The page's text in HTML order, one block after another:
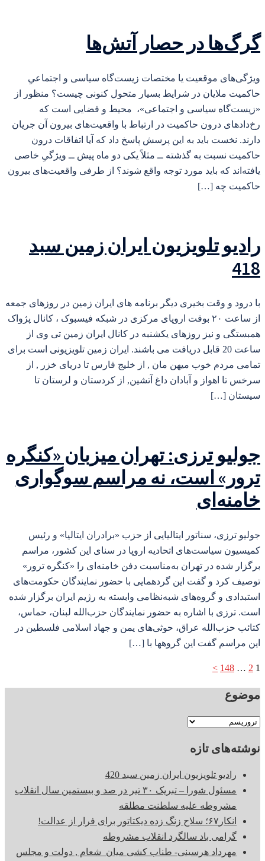
گرگ‌ها در حصار آتش‌ها
ویژگی‌های موقعیت یا مختصات زیست‌گاه سیاسی و اجتماعیِ
حاکمیت ملایان در شرایط بسیار متحول کنونی چیست؟ منظور از
«زیست‌گاه سیاسی و اجتماعی»، محیط و فضایی است که
رخ‌دادهای درون حاکمیت در ارتباط با واقعیت‌های بیرون آن جریان
دارند. نخست باید به این پرسش پاسخ داد که آیا اتفاقات درون
حاکمیت نسبت به گذشته ــ مثلاً یکی دو ماه پیش ــ ویژگیِ خاصی
یافته‌اند که باید مورد توجه واقع شوند؟ از طرفی واقعیت‌های بیرون
حاکمیت چه […]
رادیو تلویزیون ایران زمین سبد
418
با درود و وقت بخیری دیگر برنامه های ایران زمین در روزهای جمعه
از ساعت ۲۰ بوقت اروپای مرکزی در شبکه فیسبوک ، کانال پژواک
همبستگی و نیز روزهای یکشنبه در کانال ایران زمین تی وی از
ساعت 20 قابل دریافت می باشند. ایران زمین تلویزیونی است برای
تمامی مردم خوب میهن مان , از خلیج فارس تا دریای خزر , از
سرخس تا اهواز و آبادان داغ آتشین, از کردستان و لرستان تا
سیستان […]
جولیو ترزی: تهران میزبان «کنگره
ترور» است، نه مراسم سوگواری
خامنه‌ای
جولیو ترزی، سناتور ایتالیایی از حزب «برادران ایتالیا» و رئیس
کمیسیون سیاست‌های اتحادیه اروپا در سنای این کشور، مراسم
برگزار شده در تهران به‌مناسبت دفن خامنه‌ای را «کنگره ترور»
توصیف کرد و گفت این گردهمایی با حضور نمایندگان حکومت‌های
استبدادی و گروه‌های شبه‌نظامی وابسته به رژیم ایران برگزار شده
است. ترزی با اشاره به حضور نمایندگان حزب‌الله لبنان، حماس،
کتائب حزب‌الله عراق، حوثی‌های یمن و جهاد اسلامی فلسطین در
این مراسم گفت این گروهها با […]
صفحه‌بندی
نوشته‌ها
1
2
…
148
>
موضوع
موضوع
نوشته‌های تازه
رادیو تلویزیون ایران زمین سبد 420
مسئول شورا – تبریک ۳۰ تیر در صد و بیستمین سال انقلاب
مشروطه علیه سلطنت مطلقه
انکار۶۷؛ سلاح زنگ زده دیکتاتور برای فرار از عدالت!
گرامی باد سالگرد انقلاب مشروطه
مهرداد هرسینی- طناب کشی میان شعام , دولت و مجلس